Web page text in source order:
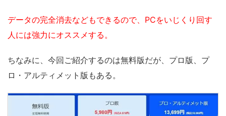
データの完全消去などもできるので、PCをいじくり回す
人には強力にオススメする。
ちなみに、今回ご紹介するのは無料版だが、プロ版、プ
ロ・アルティメット版もある。